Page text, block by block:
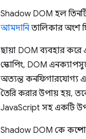
Shadow DOM হল তিনটি
আমদানিতালিকার অংশ
ছায়া DOM ব্যবহার
স্কোপিং, DOM
অত্যন্ত কনফিগারযোগ্য
তৈরি করার উপায় হয়,
JavaScript সহ একটি
Shadow DOM কে